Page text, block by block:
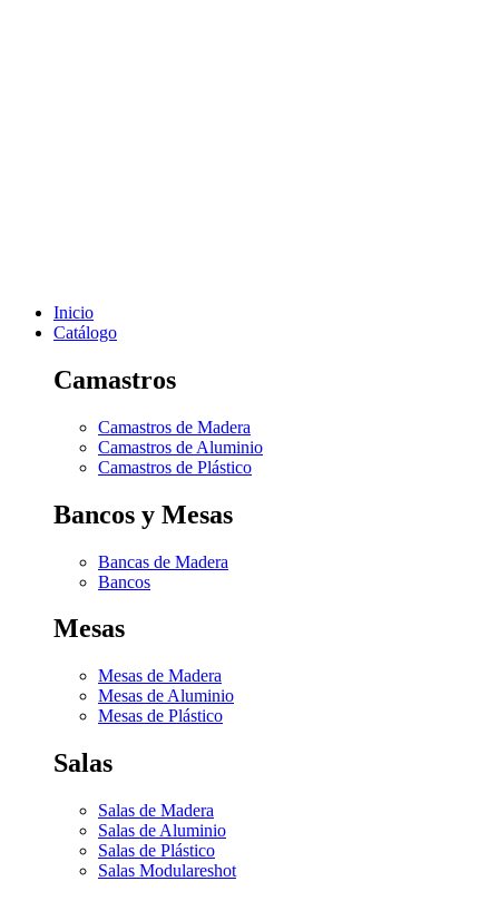
Inicio
Catálogo
Camastros
Camastros de Madera
Camastros de Aluminio
Camastros de Plástico
Bancos y Mesas
Bancas de Madera
Bancos
Mesas
Mesas de Madera
Mesas de Aluminio
Mesas de Plástico
Salas
Salas de Madera
Salas de Aluminio
Salas de Plástico
Salas Modulareshot